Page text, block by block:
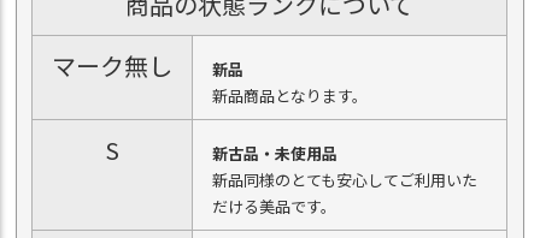
マーク無し
新品
新品商品となります。
S
新古品・未使用品
新品同様のとても安心してご利用いた
だける美品です。